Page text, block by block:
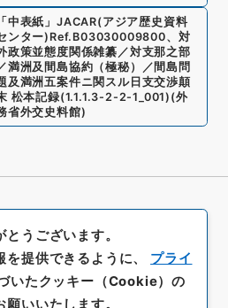
「中表紙 」 JACAR(アジア歴史資料
ンター)Ref. B03030009800、 対
政策並態度関係雑纂／対支那之部
満洲及間島協約（極秘）／間島問
及満洲五案件ニ関スル日支交渉顛
松本記録(1.1.1.3-2-2-1_001) (外
省外交史料館)
うございます。
提供できるように、 プライ
いたクッキー（Cookie）の
いいたします。